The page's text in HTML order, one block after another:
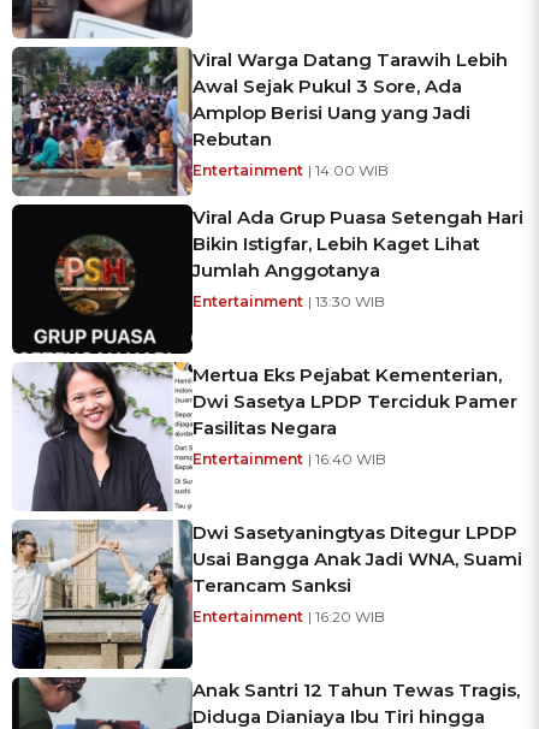
Viral Warga Datang Tarawih Lebih
Awal Sejak Pukul 3 Sore, Ada
Amplop Berisi Uang yang Jadi
Rebutan
Entertainment | 14:00 WIB
Viral Ada Grup Puasa Setengah Hari
Bikin Istigfar, Lebih Kaget Lihat
Jumlah Anggotanya
Entertainment | 13:30 WIB
Mertua Eks Pejabat Kementerian,
Dwi Sasetya LPDP Terciduk Pamer
Fasilitas Negara
Entertainment | 16:40 WIB
Dwi Sasetyaningtyas Ditegur LPDP
Usai Bangga Anak Jadi WNA, Suami
Terancam Sanksi
Entertainment | 16:20 WIB
Anak Santri 12 Tahun Tewas Tragis,
Diduga Dianiaya Ibu Tiri hingga